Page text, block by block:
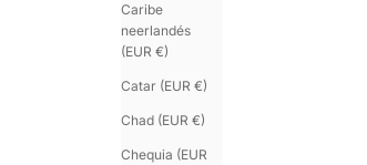
Caribe
neerlandés
(EUR €)
Catar (EUR €)
Chad (EUR €)
Chequia (EUR